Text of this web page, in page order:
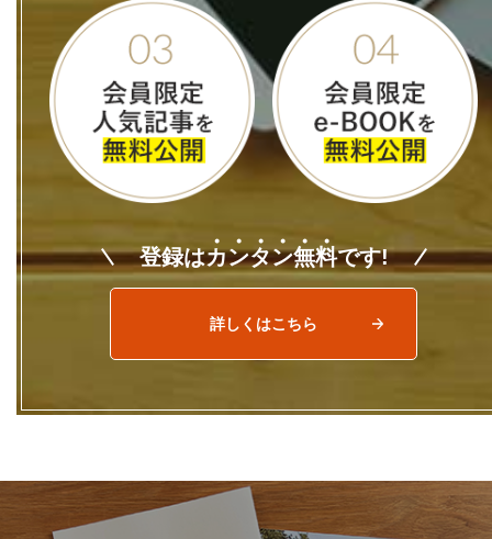
登録はカンタン無料です!
詳しくはこちら